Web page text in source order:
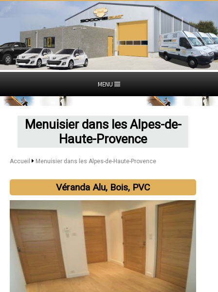
MENU
Menuisier dans les Alpes-de-
Haute-Provence
Accueil Menuisier dans les Alpes-de-Haute-Provence
Véranda Alu, Bois, PVC